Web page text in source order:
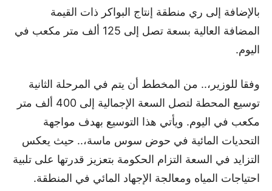
بالإضافة إلى ري منطقة إنتاج البواكر ذات القيمة
المضافة العالية بسعة تصل إلى 125 ألف متر مكعب في
اليوم.
وفقا للوزير،.. من المخطط أن يتم في المرحلة الثانية
توسيع المحطة لتصل السعة الإجمالية إلى 400 ألف متر
مكعب في اليوم. ويأتي هذا التوسيع بهدف مواجهة
التحديات المائية في حوض سوس ماسة،.. حيث يعكس
التزايد في السعة التزام الحكومة بتعزيز قدرتها على تلبية
احتياجات المياه ومعالجة الإجهاد المائي في المنطقة.